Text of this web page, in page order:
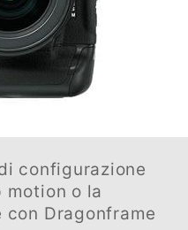
configurazione
motion o la
Dragonframe